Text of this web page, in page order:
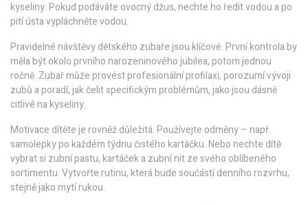
kyseliny. Pokud podáváte ovocný džus, nechte ho ředit vodou a po
pití ústa vypláchněte vodou.
Pravidelné návštěvy dětského zubaře jsou klíčové. První kontrola by
měla být okolo prvního narozeninového jubilea, potom jednou
ročně. Zubař může provést profesionální profilaxi, porozumí vývoji
zubů a poradí, jak čelit specifickým problémům, jako jsou dásně
citlivé na kyseliny.
Motivace dítěte je rovněž důležitá. Používejte odměny – např.
samolepky po každém týdnu čistého kartáčku. Nebo nechte dítě
vybrat si zubní pastu, kartáček a zubní nit ze svého oblíbeného
sortimentu. Vytvořte rutinu, která bude součástí denního rozvrhu,
stejně jako mytí rukou.